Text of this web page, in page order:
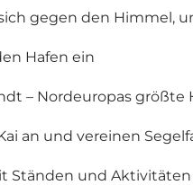
gegen den Himmel,
Hafen ein
– Nordeuropas größte
an und vereinen
Ständen und Aktivitäten